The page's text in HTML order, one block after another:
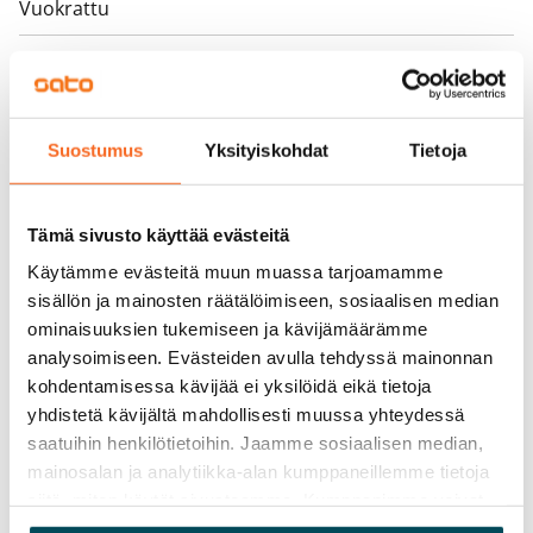
Suostumus Yksityiskohdat Tietoja
Tämä sivusto käyttää evästeitä
Käytämme evästeitä muun muassa tarjoamamme
sisällön ja mainosten räätälöimiseen, sosiaalisen median
ominaisuuksien tukemiseen ja kävijämäärämme
analysoimiseen. Evästeiden avulla tehdyssä mainonnan
kohdentamisessa kävijää ei yksilöidä eikä tietoja
yhdistetä kävijältä mahdollisesti muussa yhteydessä
saatuihin henkilötietoihin. Jaamme sosiaalisen median,
mainosalan ja analytiikka-alan kumppaneillemme tietoja
yhdistää näitä tietoja muihin tietoihin, joita olet antanut
Vuokrattu
Ei
Vuokra
Vuokravakuus
Kotivakuutus
Pakollinen, ei sisälly vuokraan
Vesimaksu
27 €/hlö/kk
Sähkömaksu
Vuokralainen solmii itse sähkösopimuksen.
Laajakaista